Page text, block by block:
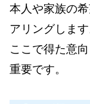
本人や家族の
アリングします
ここで得た意
重要です。